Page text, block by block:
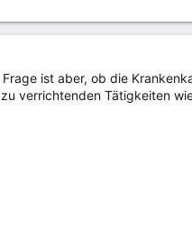
ist aber, ob die
verrichtenden Tätigkeiten